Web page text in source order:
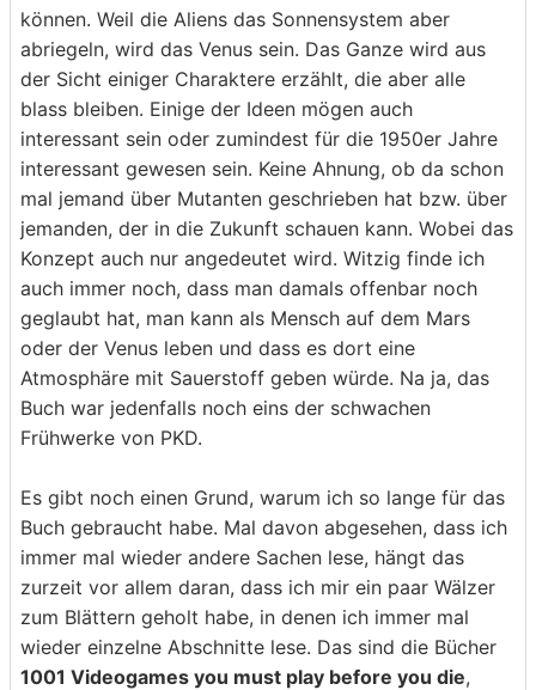
können. Weil die Aliens das Sonnensystem aber
abriegeln, wird das Venus sein. Das Ganze wird aus
der Sicht einiger Charaktere erzählt, die aber alle
blass bleiben. Einige der Ideen mögen auch
interessant sein oder zumindest für die 1950er Jahre
interessant gewesen sein. Keine Ahnung, ob da schon
mal jemand über Mutanten geschrieben hat bzw. über
jemanden, der in die Zukunft schauen kann. Wobei das
Konzept auch nur angedeutet wird. Witzig finde ich
auch immer noch, dass man damals offenbar noch
geglaubt hat, man kann als Mensch auf dem Mars
oder der Venus leben und dass es dort eine
Atmosphäre mit Sauerstoff geben würde. Na ja, das
Buch war jedenfalls noch eins der schwachen
Frühwerke von PKD.
Es gibt noch einen Grund, warum ich so lange für das
Buch gebraucht habe. Mal davon abgesehen, dass ich
immer mal wieder andere Sachen lese, hängt das
zurzeit vor allem daran, dass ich mir ein paar Wälzer
zum Blättern geholt habe, in denen ich immer mal
wieder einzelne Abschnitte lese. Das sind die Bücher
1001 Videogames you must play before you die,